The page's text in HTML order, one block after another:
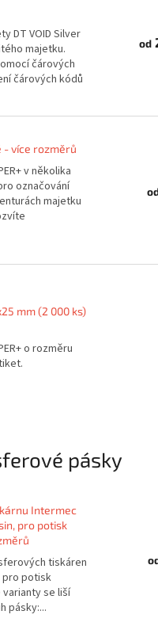
DT VOID Silver
majetku.
čárových
čárových kódů
od
- více rozměrů
v několika
označování
majetku
mm (2 000 ks)
o rozměru
pásky
Intermec
pro potisk
tiskáren
pro potisk
se liší
pásky:...